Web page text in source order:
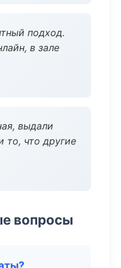
подход.
в зале
выдали
то, что другие
вопросы